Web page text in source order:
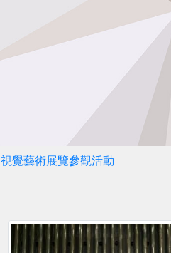
視覺藝術展覽參觀活動